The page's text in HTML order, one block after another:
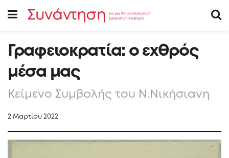
Γραφειοκρατία: ο εχθρός
μέσα μας
Κείμενο Συμβολής του Ν.Νικήσιανη
2 Μαρτίου 2022